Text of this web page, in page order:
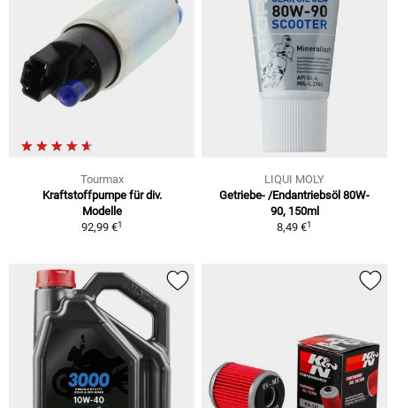
Tourmax
Kraftstoffpumpe für div.
Modelle
92,99 €1
LIQUI MOLY
Getriebe- /Endantriebsöl 80W-
90, 150ml
8,49 €1